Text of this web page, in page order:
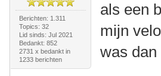
Berichten: 1.311
Topics: 32
Lid sinds: Jul 2021
Bedankt: 852
2731 x bedankt in
1233 berichten
als een
mijn
was dan